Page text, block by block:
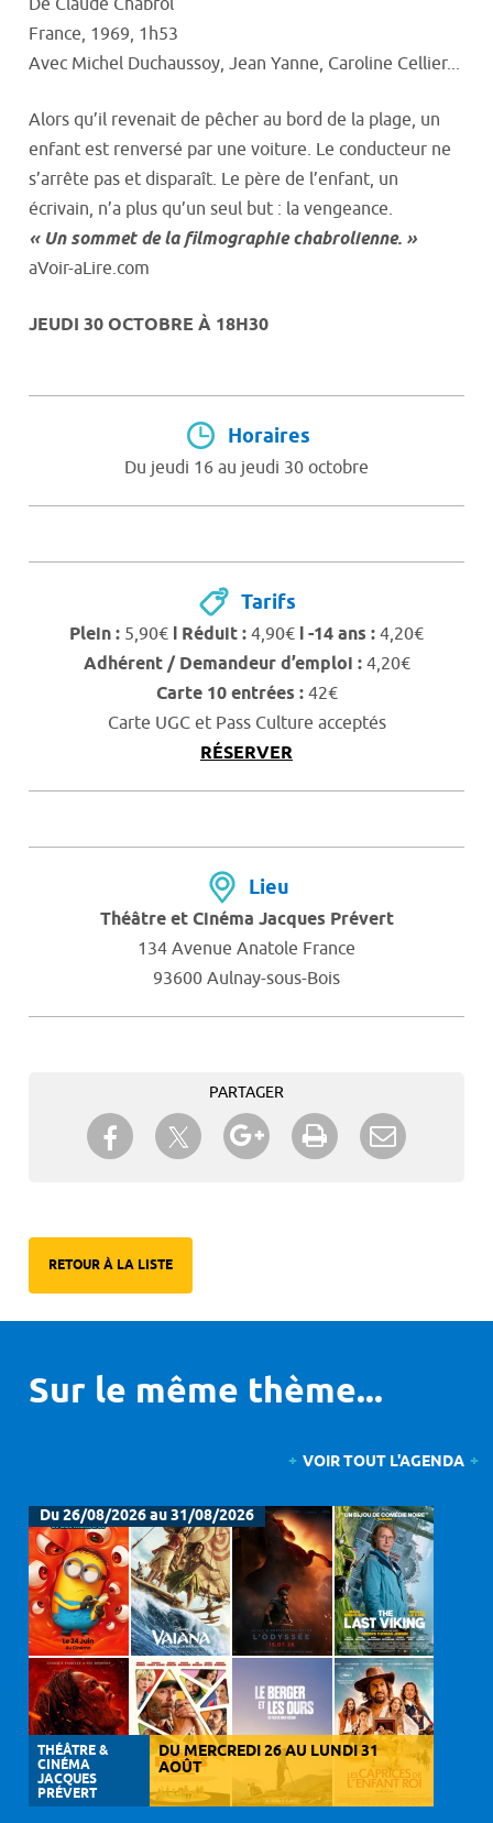
France, 1969, 1h53
Avec Michel Duchaussoy, Jean Yanne, Caroline Cellier...
Alors qu’il revenait de pêcher au bord de la plage, un
enfant est renversé par une voiture. Le conducteur ne
s’arrête pas et disparaît. Le père de l’enfant, un
écrivain, n’a plus qu’un seul but : la vengeance.
« Un sommet de la filmographie chabrolienne. »
aVoir-aLire.com
JEUDI 30 OCTOBRE À 18H30
Horaires
Du jeudi 16 au jeudi 30 octobre
Tarifs
Plein : 5,90€ Ι Réduit : 4,90€ Ι -14 ans : 4,20€
Adhérent / Demandeur d’emploi : 4,20€
Carte 10 entrées : 42€
Carte UGC et Pass Culture acceptés
RÉSERVER
Lieu
Théâtre et Cinéma Jacques Prévert
134 Avenue Anatole France
93600 Aulnay-sous-Bois
PARTAGER
Partager sur Facebook
Partager sur TwitterPartager sur Google+
Imprimer
RETOUR À LA LISTE
Sur le même thème...
VOIR TOUT L'AGENDA
Du 26/08/2026 au 31/08/2026
THÉÂTRE &
CINÉMA
JACQUES
PRÉVERT
DU MERCREDI 26 AU LUNDI 31
AOÛT